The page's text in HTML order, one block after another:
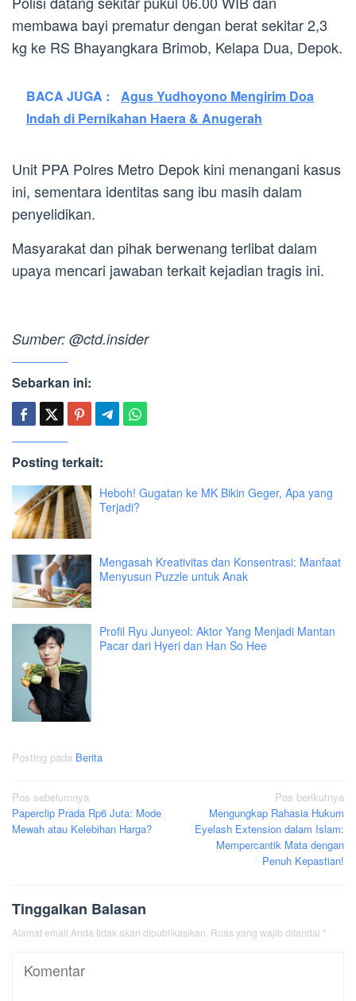
membawa bayi prematur dengan berat sekitar 2,3
kg ke RS Bhayangkara Brimob, Kelapa Dua, Depok.
BACA JUGA :
Agus Yudhoyono Mengirim Doa
Indah di Pernikahan Haera & Anugerah
Unit PPA Polres Metro Depok kini menangani kasus
ini, sementara identitas sang ibu masih dalam
penyelidikan.
Masyarakat dan pihak berwenang terlibat dalam
upaya mencari jawaban terkait kejadian tragis ini.
Sumber: @ctd.insider
Sebarkan ini:
Posting terkait:
Heboh! Gugatan ke MK Bikin Geger, Apa yang
Terjadi?
Mengasah Kreativitas dan Konsentrasi: Manfaat
Menyusun Puzzle untuk Anak
Profil Ryu Junyeol: Aktor Yang Menjadi Mantan
Pacar dari Hyeri dan Han So Hee
Posting pada Berita
Navigasi
pos
Pos sebelumnya
Paperclip Prada Rp6 Juta: Mode
Mewah atau Kelebihan Harga?
Pos berikutnya
Mengungkap Rahasia Hukum
Eyelash Extension dalam Islam:
Mempercantik Mata dengan
Penuh Kepastian!
Tinggalkan Balasan
Alamat email Anda tidak akan dipublikasikan. Ruas yang wajib ditandai *